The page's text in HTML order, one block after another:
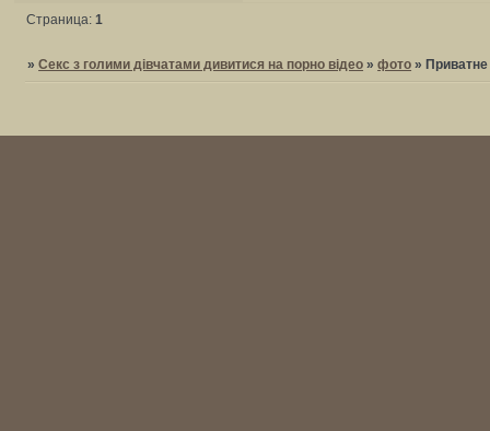
Страница: 1
»Секс з голими дівчатами дивитися на порно відео »фото »